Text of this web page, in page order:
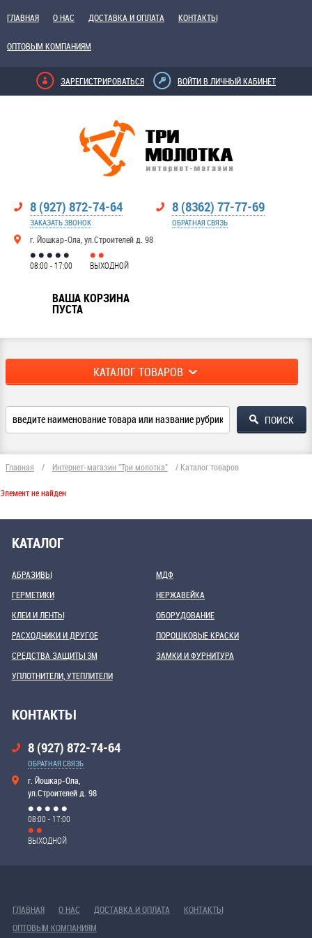
ГЛАВНАЯ О НАС ДОСТАВКА И ОПЛАТА КОНТАКТЫ
ОПТОВЫМ КОМПАНИЯМ
ЗАРЕГИСТРИРОВАТЬСЯ ВОЙТИ В ЛИЧНЫЙ КАБИНЕТ
8 (927) 872-74-64
ЗАКАЗАТЬ ЗВОНОК
г. Йошкар-Ола, ул.Строителей д. 98
8 (8362) 77-77-69
ОБРАТНАЯ СВЯЗЬ
08:00 - 17:00 ВЫХОДНОЙ
ВАША КОРЗИНА
ПУСТА
КАТАЛОГ ТОВАРОВ
Главная / Интернет-магазин "Три молотка" / Каталог товаров
Элемент не найден
КАТАЛОГ
АБРАЗИВЫ
ГЕРМЕТИКИ
КЛЕИ И ЛЕНТЫ
МДФ
НЕРЖАВЕЙКА
ОБОРУДОВАНИЕ
РАСХОДНИКИ И ДРУГОЕ
СРЕДСТВА ЗАЩИТЫ 3М
УПЛОТНИТЕЛИ, УТЕПЛИТЕЛИ
ПОРОШКОВЫЕ КРАСКИ
ЗАМКИ И ФУРНИТУРА
КОНТАКТЫ
8 (927) 872-74-64
ОБРАТНАЯ СВЯЗЬ
г. Йошкар-Ола,
ул.Строителей д. 98
08:00 - 17:00
ВЫХОДНОЙ
ГЛАВНАЯ О НАС ДОСТАВКА И ОПЛАТА
КОНТАКТЫ
ОПТОВЫМ КОМПАНИЯМ